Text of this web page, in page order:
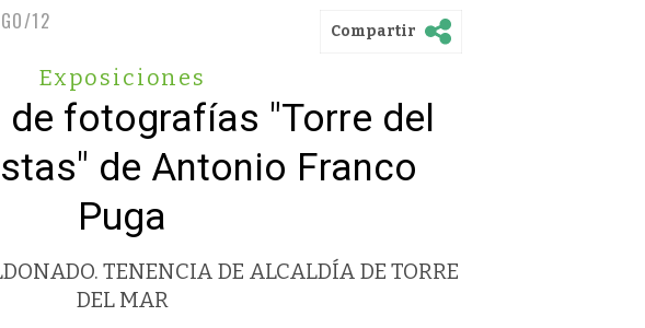
12 Compartir
Exposiciones
fotografías "Torre del
de Antonio Franco
Puga
TENENCIA DE ALCALDÍA DE TORRE
DEL MAR